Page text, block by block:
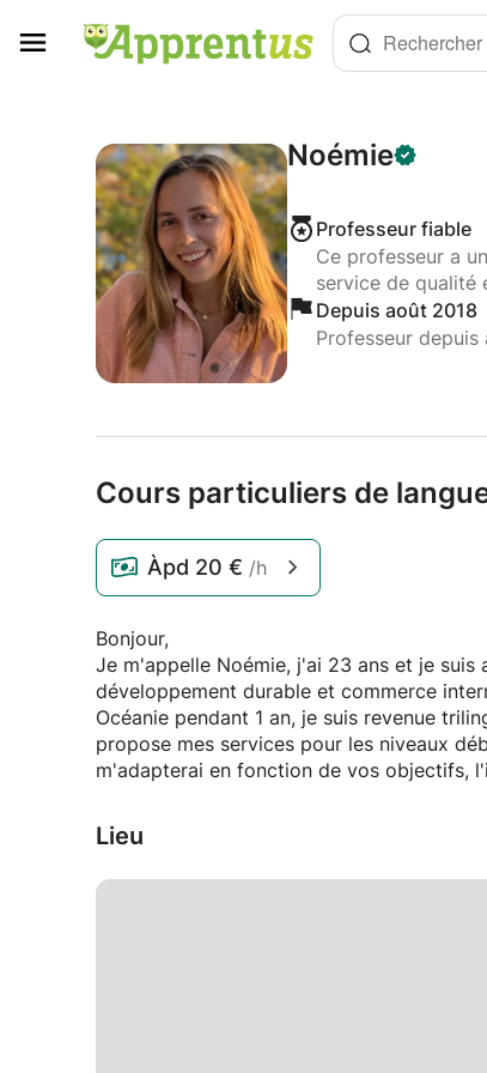
Noémie
Professeur fiable
Ce professeur a
service de qualité
Depuis août 2018
Professeur depuis
Cours particuliers de
Àpd 20 € /h
Bonjour,
Je m'appelle Noémie, j'ai 23 ans et je suis
développement durable et commerce
Océanie pendant 1 an, je suis revenue
propose mes services pour les niveaux
m'adapterai en fonction de vos objectifs,
Lieu